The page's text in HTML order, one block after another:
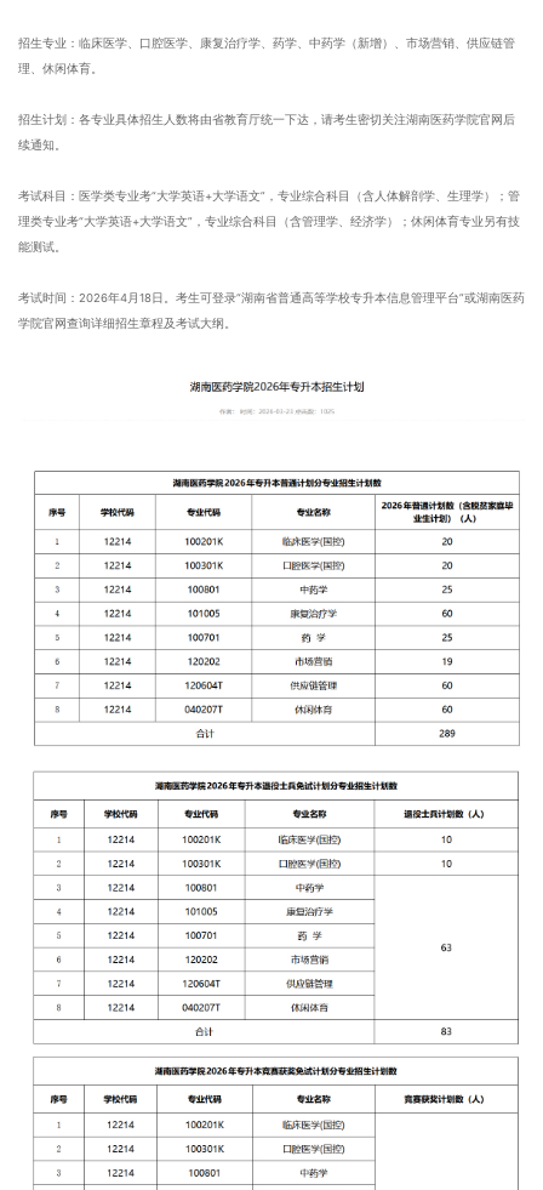
招生专业：临床医学、口腔医学、康复治疗学、药学、中药学（新增）、市场营销、供应链管
理、休闲体育。
招生计划：各专业具体招生人数将由省教育厅统一下达，请考生密切关注湖南医药学院官网后
续通知。
考试科目：医学类专业考“大学英语+大学语文”，专业综合科目（含人体解剖学、生理学）；管
理类专业考“大学英语+大学语文”，专业综合科目（含管理学、经济学）；休闲体育专业另有技
能测试。
考试时间：2026年4月18日。考生可登录“湖南省普通高等学校专升本信息管理平台”或湖南医药
学院官网查询详细招生章程及考试大纲。